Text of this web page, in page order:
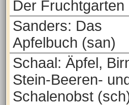
Der Fruchtgarten
Sanders: Das
Apfelbuch (san)
Schaal: Äpfel,
Stein-Beeren-
Schalenobst